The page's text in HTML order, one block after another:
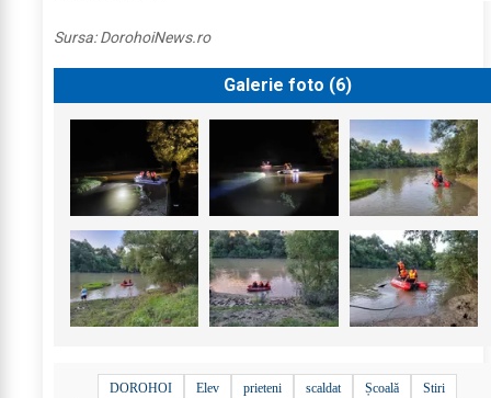
Sursa:DorohoiNews.ro
Galerie foto (6)
DOROHOI Elev prieteni scaldat Școală
Stiri